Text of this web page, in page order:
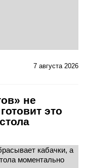
7 августа 2026
не
это